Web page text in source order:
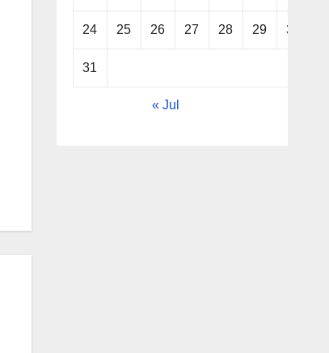
24 25 26 27 28 29 30
31
« Jul